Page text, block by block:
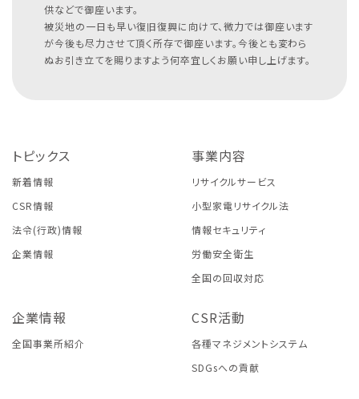
供などで御座います。
被災地の一日も早い復旧復興に向けて、微力では御座います
が今後も尽力させて頂く所存で御座います。今後とも変わら
ぬお引き立てを賜りますよう何卒宜しくお願い申し上げます。
トピックス
新着情報
CSR情報
法令(行政)情報
企業情報
事業内容
リサイクルサービス
小型家電リサイクル法
情報セキュリティ
労働安全衛生
全国の回収対応
企業情報
全国事業所紹介
CSR活動
各種マネジメントシステム
SDGsへの貢献